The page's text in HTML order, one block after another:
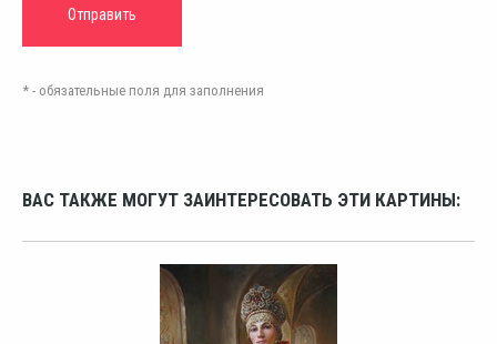
* - обязательные поля для заполнения
ВАС ТАКЖЕ МОГУТ ЗАИНТЕРЕСОВАТЬ ЭТИ КАРТИНЫ: